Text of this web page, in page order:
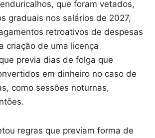
que foram vetados,
graduais nos salários de 2027,
retroativos de despesas
criação de uma licença
previa dias de folga que
em dinheiro no caso de
como sessões noturnas,
regras que previam forma de